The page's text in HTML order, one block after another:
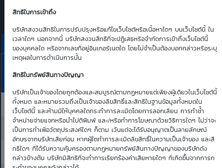
สิทธิในการเข้าถึง
บริษัทสงวนสิทธิในการปรับปรุงหรือแก้ไขเว็บไซต์หรือเนื้อหาใดๆ บนเว็บไซต์นี้ ใน
เวลาใดๆ นอกจากนี้ บริษัทสงวนสิทธิที่จะปฏิเสธหรือจำกัดการเข้าถึงเว็บไซต์นี้
ของบุคคลใด หรือจากเลขที่อยู่อินเทอร์เนตใด โดยไม่จำเป็นต้องบอกกล่าวหรือระบุ
เหตุผลในการดำเนินการนั้น
สิทธิในทรัพย์สินทางปัญญา
บริษัทเป็นเจ้าของโดยถูกต้องและสมบูรณ์ตามกฏหมายแต่เพียงผู้เดียวในเว็บไซต์นี้
ทั้งหมด และหมายรวมถึงเป็นเจ้าของลิขสิทธิ์และสิทธิในฐานข้อมูลทั้งหมดใน
เว็บไซต์นี้ และห้ามมิให้บุคคลใดกระทำการละเมิดโดยการลอกเลียน การทำซ้ำ
จำหน่ายจ่ายแจกหรือนำไปตีพิมพ์ และ/หรือทำการโฆษณาด้วยวิธีการใดๆ ไม่ว่าจะ
เป็นการทำเพื่อวัตถุประสงค์ใดๆ ก็ตาม เว้นแต่จะได้รับอนุญาตเป็นลายลักษณ์
อักษรจากบริษัทเสียก่อน หากผู้ใดทำการละเมิดลิขสิทธิ์ในความเป็นเจ้าของ และสิ
ทธิใดๆ ที่ได้รับความคุ้มครองตามกฏหมายทรัพย์สินทางปัญญาของบริษัทดัง
กล่าวข้างต้น บริษัทมีสิทธิที่จะทำการเรียกร้องค่าเสียหายใดๆ ที่เกิดขึ้นจากการก
ราคาเสนอซื้อคืนเบื้องต้นของ MINT01C2608A
Bid | Offer
7
Aug
26
22.30 22.40 0.01
22.40 22.50 0.01
22.50 22.60 0.01